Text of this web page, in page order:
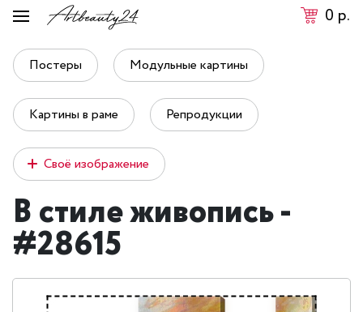
0 р.
Постеры Модульные картины
Картины в раме Репродукции
Своё изображение
В стиле живопись -
#28615